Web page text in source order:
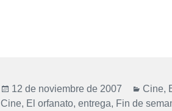
Publicado
el
12 de noviembre de 2007 Cine,
Cine, El orfanato,entrega, Fin de